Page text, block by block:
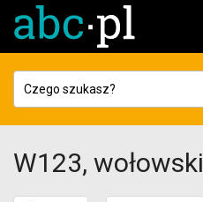
W123, wołowski